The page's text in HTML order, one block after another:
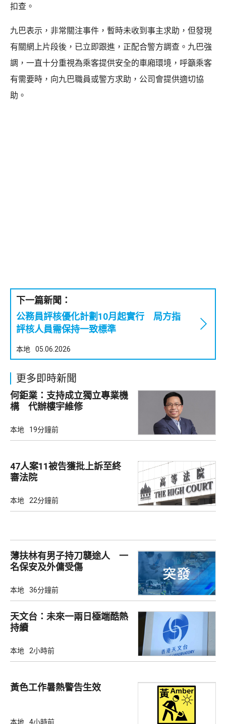
扣查。
九巴表示，非常關注事件，暫時未收到事主求助，但發現
有關網上片段後，已立即跟進，正配合警方調查。九巴強
調，一直十分重視為乘客提供安全的車廂環境，呼籲乘客
有需要時，向九巴職員或警方求助，公司會提供適切協
助。
下一篇新聞：
公務員評核優化計劃10月起實行 局方指
評核人員需保持一致標準
本地 05.06.2026
更多即時新聞
何鉅業：支持成立獨立專業機
構 代辦樓宇維修
本地 19分鐘前
47人案11被告獲批上訴至終
審法院
本地 22分鐘前
薄扶林有男子持刀襲途人 一
名保安及外傭受傷
本地 36分鐘前
天文台：未來一兩日極端酷熱
持續
本地 2小時前
黃色工作暑熱警告生效
本地 4小時前